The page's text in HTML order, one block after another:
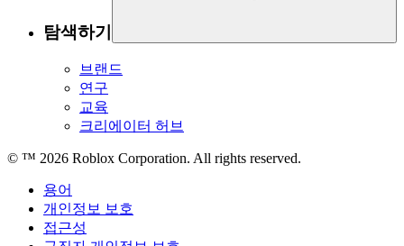
탐색하기
브랜드
연구
교육
크리에이터 허브
© ™ 2026 Roblox Corporation. All rights reserved.
용어
개인정보 보호
접근성